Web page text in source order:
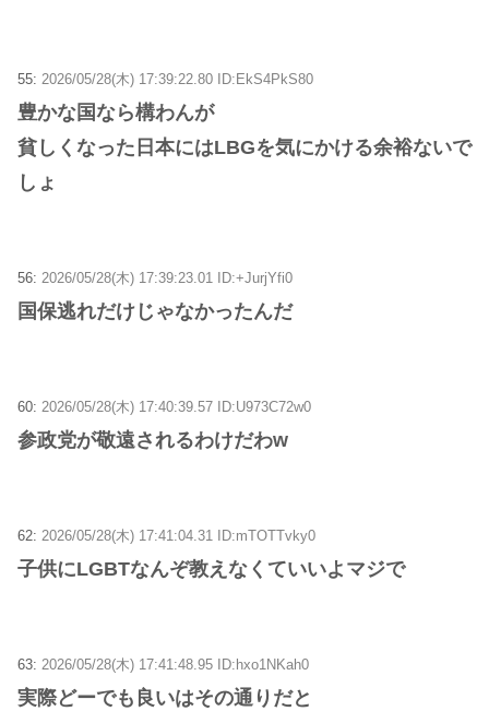
55: 2026/05/28(木) 17:39:22.80 ID:EkS4PkS80
豊かな国なら構わんが
貧しくなった日本にはLBGを気にかける余裕ないで
しょ
56: 2026/05/28(木) 17:39:23.01 ID:+JurjYfi0
国保逃れだけじゃなかったんだ
60: 2026/05/28(木) 17:40:39.57 ID:U973C72w0
参政党が敬遠されるわけだわw
62: 2026/05/28(木) 17:41:04.31 ID:mTOTTvky0
子供にLGBTなんぞ教えなくていいよマジで
63: 2026/05/28(木) 17:41:48.95 ID:hxo1NKah0
実際どーでも良いはその通りだと